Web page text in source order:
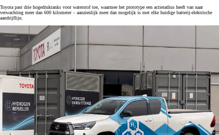
Toyota past drie hogedruktanks voor waterstof toe, waarmee het prototype een actieradius heeft van naar
verwachting meer dan 600 kilometer – aanzienlijk meer dan mogelijk is met elke huidige batterij-elektrische
aandrijflijn.